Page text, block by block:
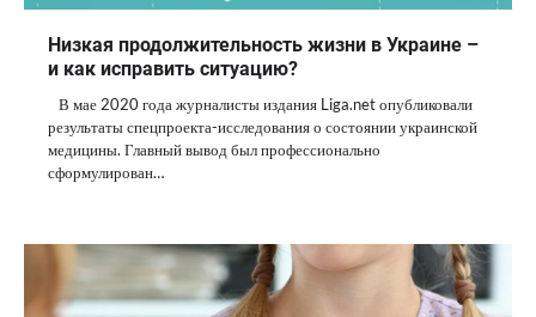
Низкая продолжительность жизни в Украине –
и как исправить ситуацию?
В мае 2020 года журналисты издания Liga.net опубликовали
результаты спецпроекта-исследования о состоянии украинской
медицины. Главный вывод был профессионально
сформулирован…